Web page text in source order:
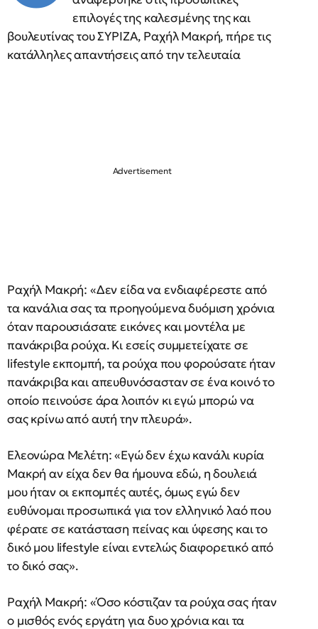
επιλογές της καλεσμένης της και
βουλευτίνας του ΣΥΡΙΖΑ, Ραχήλ Μακρή, πήρε τις
κατάλληλες απαντήσεις από την τελευταία
Ραχήλ Μακρή: «Δεν είδα να ενδιαφέρεστε από
τα κανάλια σας τα προηγούμενα δυόμιση χρόνια
όταν παρουσιάσατε εικόνες και μοντέλα με
πανάκριβα ρούχα. Κι εσείς συμμετείχατε σε
lifestyle εκπομπή, τα ρούχα που φορούσατε ήταν
πανάκριβα και απευθυνόσασταν σε ένα κοινό το
οποίο πεινούσε άρα λοιπόν κι εγώ μπορώ να
σας κρίνω από αυτή την πλευρά».
Ελεονώρα Μελέτη: «Εγώ δεν έχω κανάλι κυρία
Μακρή αν είχα δεν θα ήμουνα εδώ, η δουλειά
μου ήταν οι εκπομπές αυτές, όμως εγώ δεν
ευθύνομαι προσωπικά για τον ελληνικό λαό που
φέρατε σε κατάσταση πείνας και ύφεσης και το
δικό μου lifestyle είναι εντελώς διαφορετικό από
το δικό σας».
Ραχήλ Μακρή: «Όσο κόστιζαν τα ρούχα σας ήταν
ο μισθός ενός εργάτη για δυο χρόνια και τα